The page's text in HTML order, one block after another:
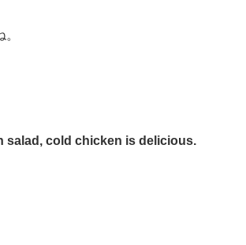
salad, cold chicken is delicious.